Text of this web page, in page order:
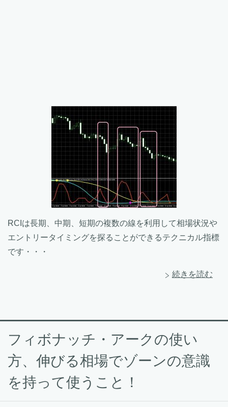
RCIは長期、中期、短期の複数の線を利用して相場状況や
エントリータイミングを探ることができるテクニカル指標
です・・・
続きを読む
フィボナッチ・アークの使い
方、伸びる相場でゾーンの意識
を持って使うこと！